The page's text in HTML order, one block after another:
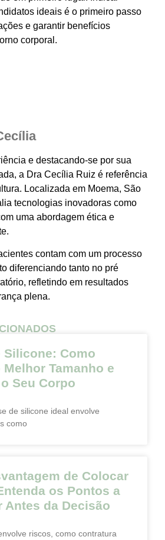
ideais é o primeiro passo
e garantir benefícios
corporal.
e destacando-se por sua
a Dra Cecília Ruiz é referência
Localizada em Moema, São
tecnologias inovadoras como
uma abordagem ética e
contam com um processo
diferenciando tanto no pré
refletindo em resultados
plena.
Silicone: Como
Tamanho e
Seu Corpo
de silicone ideal envolve
como
de Colocar
os Pontos a
Antes da Decisão
riscos, como contratura